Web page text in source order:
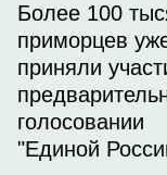
Более 100
приморцев
приняли
голосовании
"Единой